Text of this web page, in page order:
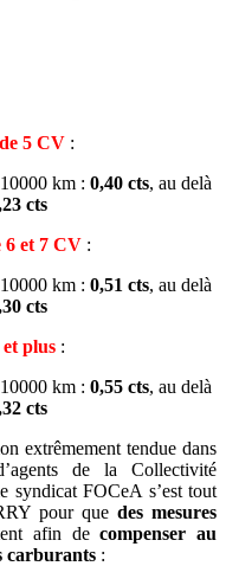
5 CV:
km : 0,40 cts, au delà
cts
6 et 7 CV:
km : 0,51 cts, au delà
cts
plus:
km : 0,55 cts, au delà
cts
extrêmement tendue dans
de la Collectivité
syndicat FOCeA s’est tout
pour que des mesures
afin decompenser au
carburants :